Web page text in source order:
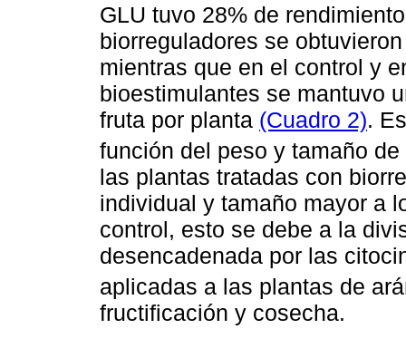
GLU tuvo 28% de
biorreguladores se
mientras que en el control y
bioestimulantes se mantuvo
fruta por planta (Cuadro 2).
función del peso y tamaño
las plantas tratadas con
individual y tamaño mayor a
control, esto se debe a la
desencadenada por las
aplicadas a las plantas de
fructificación y cosecha.